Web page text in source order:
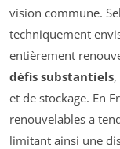
vision commune.
techniquement
entièrement
défis substantiels
et de stockage. En
renouvelables a
limitant ainsi une